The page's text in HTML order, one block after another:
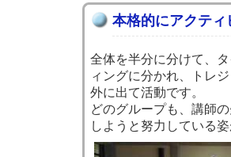
本格的にアクティ
全体を半分に分けて、
ィングに分かれ、トレ
外に出て活動です。
どのグループも、講師
しようと努力している